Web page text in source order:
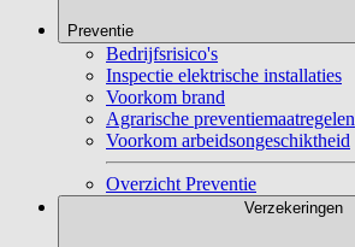
Preventie
Bedrijfsrisico's
Inspectie elektrische installaties
Voorkom brand
Agrarische preventiemaatregelen
Voorkom arbeidsongeschiktheid
Overzicht Preventie
Verzekeringen